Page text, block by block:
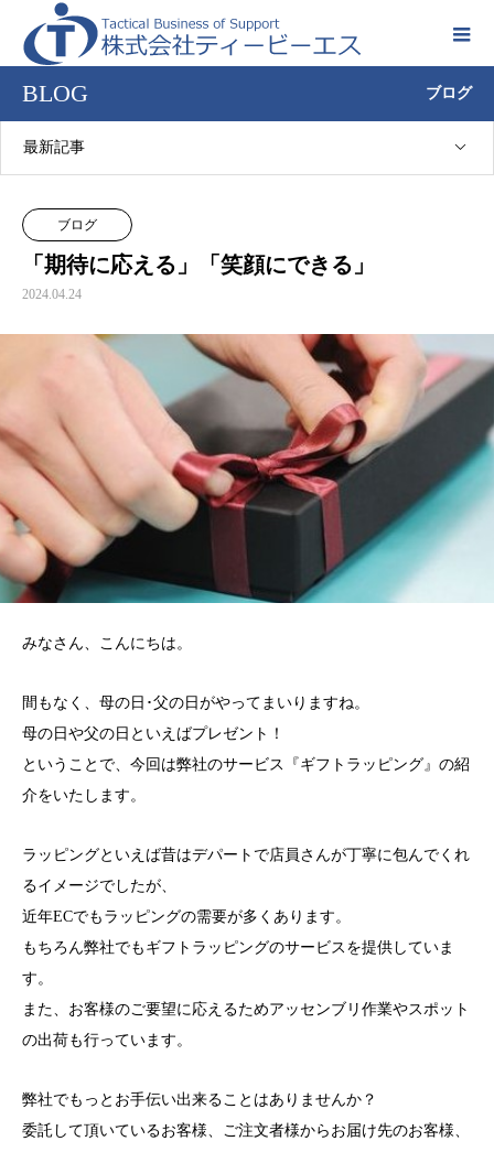
BLOG ブログ
最新記事
ブログ
「期待に応える」「笑顔にできる」
2024.04.24
みなさん、こんにちは。
間もなく、母の日･父の日がやってまいりますね。
母の日や父の日といえばプレゼント！
ということで、今回は弊社のサービス『ギフトラッピング』の紹
介をいたします。
ラッピングといえば昔はデパートで店員さんが丁寧に包んでくれ
るイメージでしたが、
近年ECでもラッピングの需要が多くあります。
もちろん弊社でもギフトラッピングのサービスを提供していま
す。
また、お客様のご要望に応えるためアッセンブリ作業やスポット
の出荷も行っています。
弊社でもっとお手伝い出来ることはありませんか？
委託して頂いているお客様、ご注文者様からお届け先のお客様、